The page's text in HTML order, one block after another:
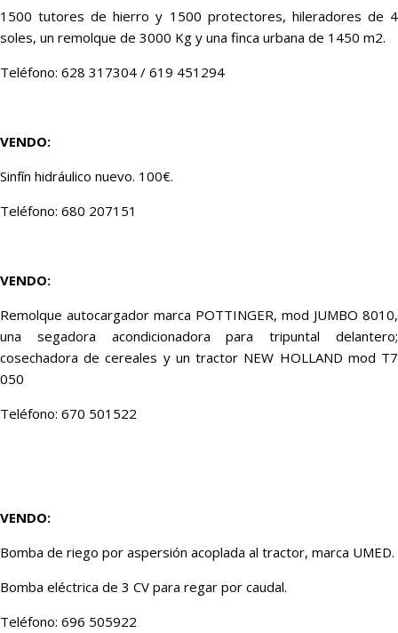
1500 tutores de hierro y 1500 protectores, hileradores de 4
soles, un remolque de 3000 Kg y una finca urbana de 1450 m2.
Teléfono: 628 317304 / 619 451294
VENDO:
Sinfín hidráulico nuevo. 100€.
Teléfono: 680 207151
VENDO:
Remolque autocargador marca POTTINGER, mod JUMBO 8010,
una segadora acondicionadora para tripuntal delantero;
cosechadora de cereales y un tractor NEW HOLLAND mod T7
050
Teléfono: 670 501522
VENDO:
Bomba de riego por aspersión acoplada al tractor, marca UMED.
Bomba eléctrica de 3 CV para regar por caudal.
Teléfono: 696 505922